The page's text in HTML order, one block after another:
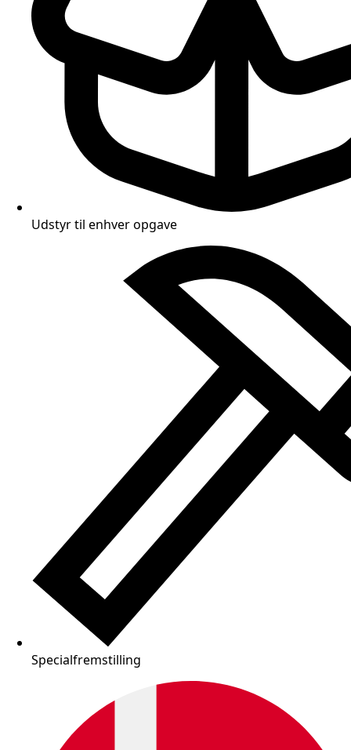
Udstyr til enhver opgave
Specialfremstilling